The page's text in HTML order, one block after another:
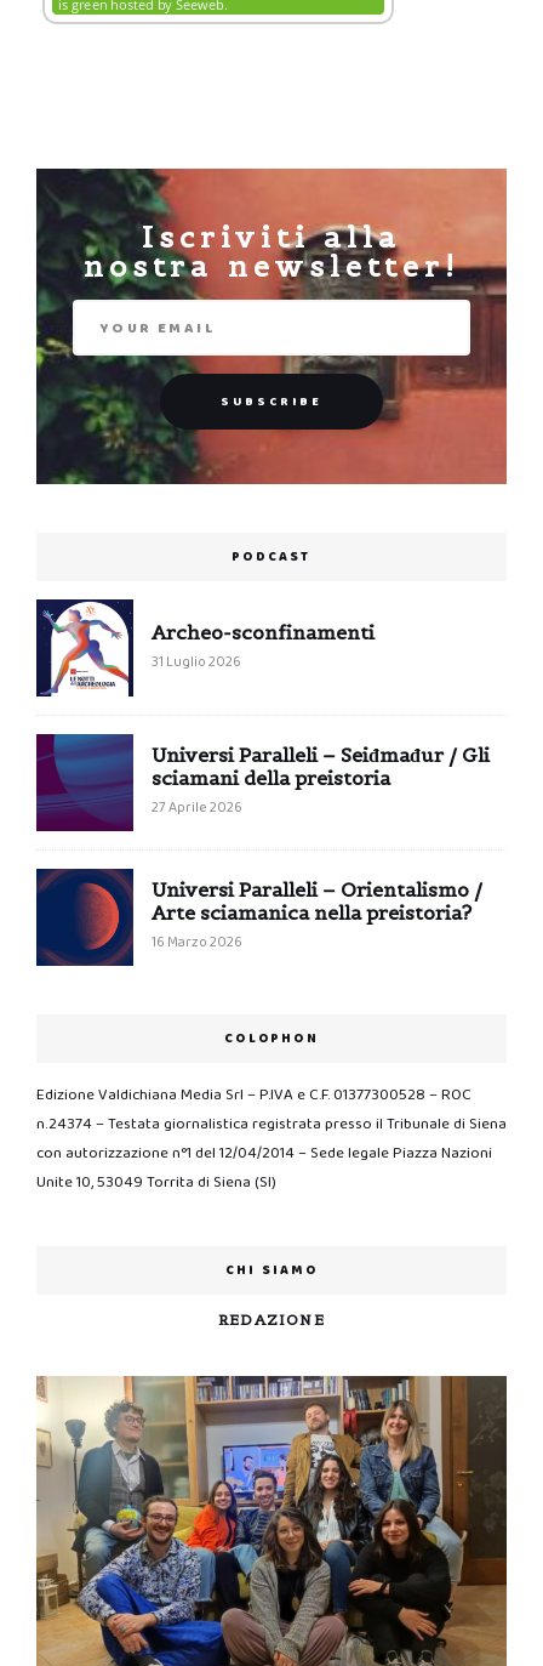
Iscriviti alla
nostra newsletter!
PODCAST
Archeo-sconfinamenti
31 Luglio 2026
Universi Paralleli – Seiđmađur / Gli
sciamani della preistoria
27 Aprile 2026
Universi Paralleli – Orientalismo /
Arte sciamanica nella preistoria?
16 Marzo 2026
COLOPHON
Edizione Valdichiana Media Srl – P.IVA e C.F. 01377300528 – ROC
n.24374 – Testata giornalistica registrata presso il Tribunale di Siena
con autorizzazione n°1 del 12/04/2014 – Sede legale Piazza Nazioni
Unite 10, 53049 Torrita di Siena (SI)
CHI SIAMO
REDAZIONE